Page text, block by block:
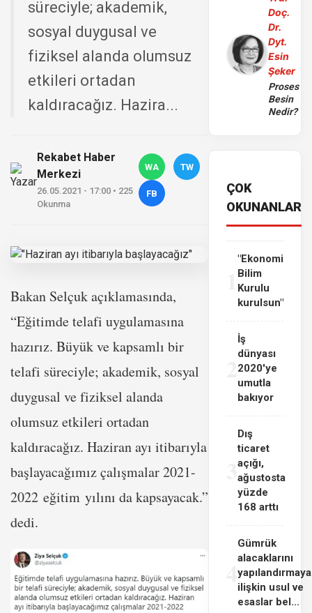
süreciyle; akademik,
sosyal duygusal ve
fiziksel alanda olumsuz
etkileri ortadan
kaldıracağız. Hazira...
Rekabet Haber
Merkezi
26.05.2021 - 17:00 • 225
Okunma
WA TW
FB
Bakan Selçuk açıklamasında,
“Eğitimde telafi uygulamasına
hazırız. Büyük ve kapsamlı bir
telafi süreciyle; akademik, sosyal
duygusal ve fiziksel alanda
olumsuz etkileri ortadan
kaldıracağız. Haziran ayı itibarıyla
başlayacağımız çalışmalar 2021-
2022 eğitim yılını da kapsayacak.”
dedi.
Doç.
Dr.
Dyt.
Esin
Şeker
Proses
Besin
Nedir?
ÇOK
OKUNANLAR
"Ekonomi
Bilim
Kurulu
kurulsun"
İş
dünyası
2020'ye
umutla
bakıyor
3
Dış
ticaret
açığı,
ağustosta
yüzde
168 arttı
4
Gümrük
alacaklarını
yapılandırmaya
ilişkin usul ve
esaslar bel...